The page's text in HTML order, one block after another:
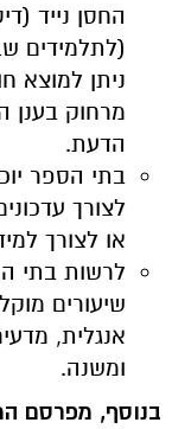
החסן נייד
(לתלמידים
ניתן למוצא
מרחוק בענן
הדעת.
בתי הספר
לצורך
או לצורך
לרשות בתי
שיעורים
אנגלית,
ומשנה.
בנוסף, מפרסם